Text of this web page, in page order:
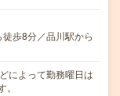
歩8分／品川駅から
によって勤務曜日は